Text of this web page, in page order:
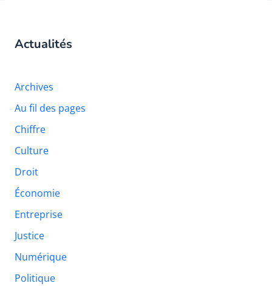
Actualités
Archives
Au fil des pages
Chiffre
Culture
Droit
Économie
Entreprise
Justice
Numérique
Politique